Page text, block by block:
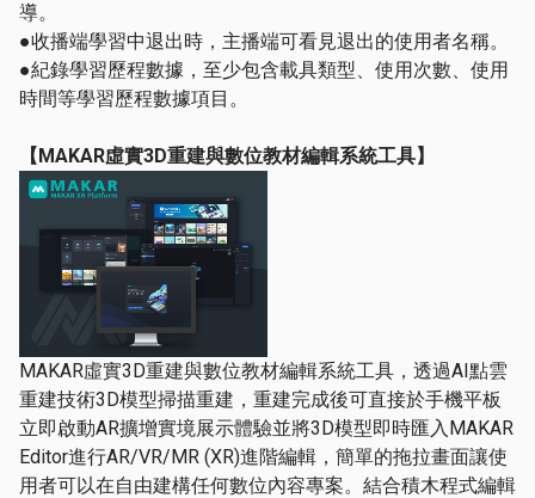
導。
●收播端學習中退出時，主播端可看見退出的使用者名稱。
●紀錄學習歷程數據，至少包含載具類型、使用次數、使用
時間等學習歷程數據項目。
【MAKAR虛實3D重建與數位教材編輯系統工具】
MAKAR虛實3D重建與數位教材編輯系統工具，透過AI點雲
重建技術3D模型掃描重建，重建完成後可直接於手機平板
立即啟動AR擴增實境展示體驗並將3D模型即時匯入MAKAR
Editor進行AR/VR/MR (XR)進階編輯，簡單的拖拉畫面讓使
用者可以在自由建構任何數位內容專案。結合積木程式編輯